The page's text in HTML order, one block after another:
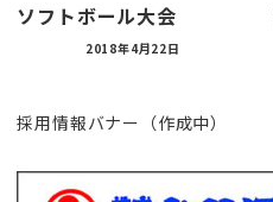
ソフトボール大会
2018年4月22日
採用情報バナー（作成中）